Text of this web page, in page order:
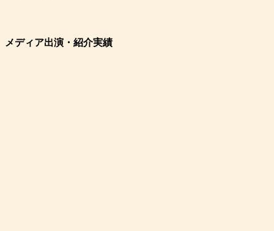
メディア出演・紹介実績